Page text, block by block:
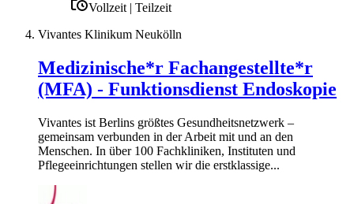
Vollzeit | Teilzeit
Vivantes Klinikum Neukölln
Medizinische*r Fachangestellte*r
(MFA) - Funktionsdienst Endoskopie
Vivantes ist Berlins größtes Gesundheitsnetzwerk –
gemeinsam verbunden in der Arbeit mit und an den
Menschen. In über 100 Fachkliniken, Instituten und
Pflegeeinrichtungen stellen wir die erstklassige...